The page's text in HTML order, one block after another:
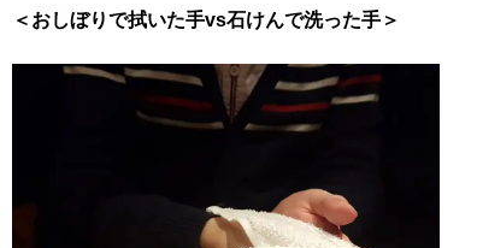
＜おしぼりで拭いた手vs石けんで洗った手＞